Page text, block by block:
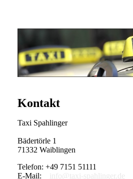
Kontakt
Taxi Spahlinger
Bädertörle 1
71332 Waiblingen
Telefon: +49 7151 51111
E-Mail: